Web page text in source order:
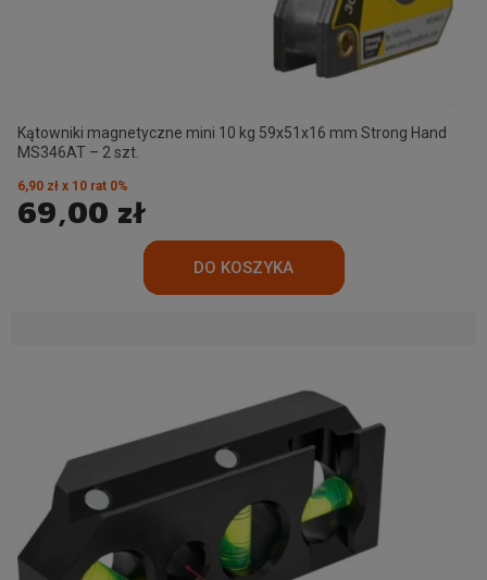
Kątowniki magnetyczne mini 10 kg 59x51x16 mm Strong Hand
MS346AT – 2 szt.
69,00 zł
6,90 zł x 10 rat 0%